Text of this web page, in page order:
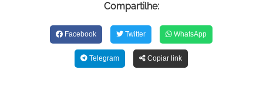
Compartilhe:
Facebook Twitter WhatsApp
Telegram Copiar link